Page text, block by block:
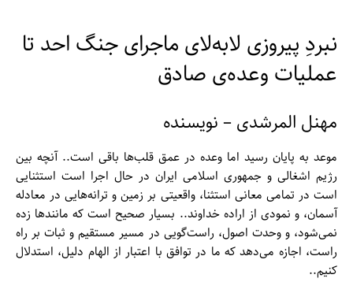
نبردِ پیروزی لابه‌لای ماجرای جنگ احد تا
عملیات وعده‌ی صادق
مهنل المرشدی – نویسنده
موعد به پایان رسید اما وعده در عمق قلب‌ها باقی است.. آنچه بین
رژیم اشغالی و جمهوری اسلامی ایران در حال اجرا است استثنایی
است در تمامی معانی استثنا، واقعیتی بر زمین و ترانه‌هایی در معادله
آسمان، و نمودی از اراده خداوند.. بسیار صحیح است که مانندها زده
نمی‌شود، و وحدت اصول، راست‌گویی در مسیر مستقیم و ثبات بر راه
راست، اجازه می‌دهد که ما در توافق با اعتبار از الهام دلیل، استدلال
کنیم..